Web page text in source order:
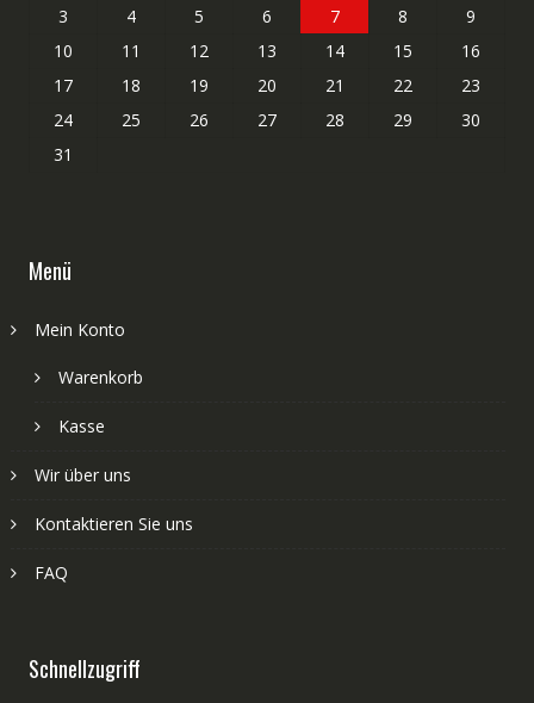
3
4 5 6 7 8
9
10
11 12 13 14 15
16
17
18 19 20 21 22
23
24
25 26 27 28 29
30
31
Menü
Mein Konto
Warenkorb
Kasse
Wir über uns
Kontaktieren Sie uns
FAQ
Schnellzugriff